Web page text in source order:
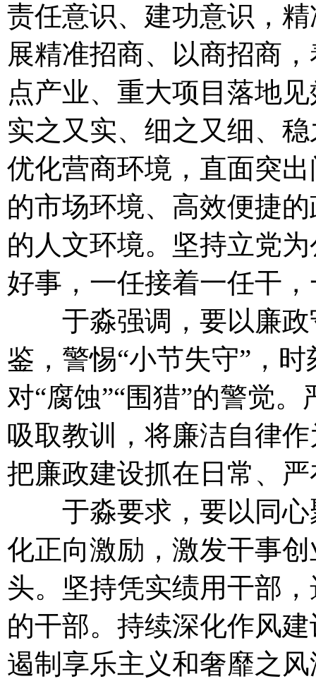
责任意识、建功意识，
展精准招商、以商招商
点产业、重大项目落地
实之又实、细之又细、
优化营商环境，直面突
的市场环境、高效便捷
的人文环境。坚持立党
好事，一任接着一任干
于淼强调，要以廉政
鉴，警惕“小节失守”，
对“腐蚀”“围猎”的警觉
吸取教训，将廉洁自律
把廉政建设抓在日常、
于淼要求，要以同心
化正向激励，激发干事
头。坚持凭实绩用干部
的干部。持续深化作风
遏制享乐主义和奢靡之